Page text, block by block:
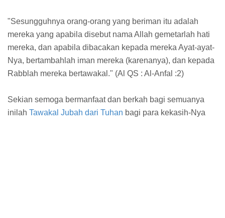
"Sesungguhnya orang-orang yang beriman itu adalah
mereka yang apabila disebut nama Allah gemetarlah hati
mereka, dan apabila dibacakan kepada mereka Ayat-ayat-
Nya, bertambahlah iman mereka (karenanya), dan kepada
Rabblah mereka bertawakal." (Al QS : Al-Anfal :2)
Sekian semoga bermanfaat dan berkah bagi semuanya
inilah Tawakal Jubah dari Tuhan bagi para kekasih-Nya